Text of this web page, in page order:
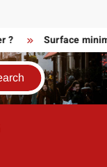
Surface